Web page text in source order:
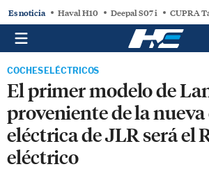
Es noticia Haval H10 Deepal S07 i CUPRA
COCHES ELÉCTRICOS
El primer modelo de
proveniente de la
eléctrica de JLR será el
eléctrico